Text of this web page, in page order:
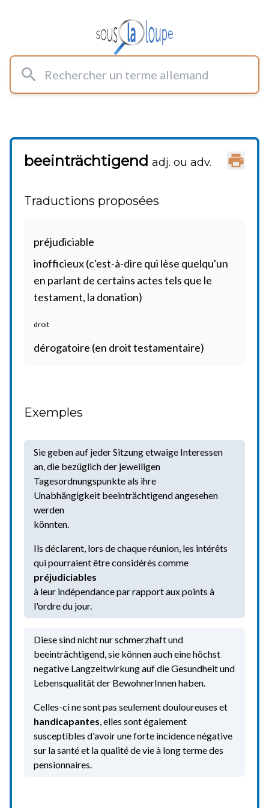
Rechercher un terme allemand
beeinträchtigend adj. ou adv.
Traductions proposées
préjudiciable
inofficieux (c'est-à-dire qui lèse quelqu'un
en parlant de certains actes tels que le
testament, la donation)
droit
dérogatoire (en droit testamentaire)
Exemples
Sie geben auf jeder Sitzung etwaige Interessen
an, die bezüglich der jeweiligen
Tagesordnungspunkte als ihre
Unabhängigkeit beeinträchtigend angesehen
werden
könnten.
Ils déclarent, lors de chaque réunion, les intérêts
qui pourraient être considérés comme
préjudiciables
à leur indépendance par rapport aux points à
l'ordre du jour.
Diese sind nicht nur schmerzhaft und
beeinträchtigend, sie können auch eine höchst
negative Langzeitwirkung auf die Gesundheit und
Lebensqualität der BewohnerInnen haben.
Celles-ci ne sont pas seulement douloureuses et
handicapantes, elles sont également
susceptibles d'avoir une forte incidence négative
sur la santé et la qualité de vie à long terme des
pensionnaires.